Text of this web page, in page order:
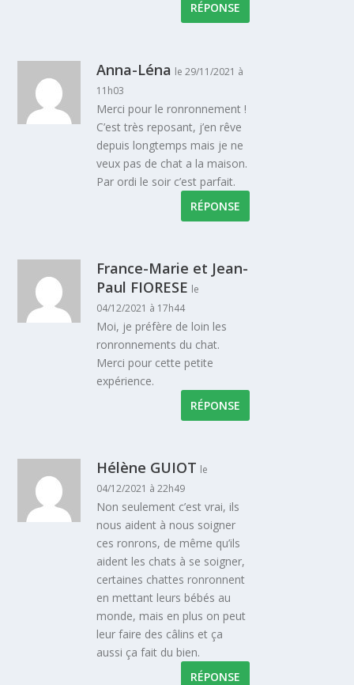
RÉPONSE
Anna-Léna le 29/11/2021 à
11h03
Merci pour le ronronnement !
C’est très reposant, j’en rêve
depuis longtemps mais je ne
veux pas de chat a la maison.
Par ordi le soir c’est parfait.
RÉPONSE
France-Marie et Jean-
Paul FIORESE le
04/12/2021 à 17h44
Moi, je préfère de loin les
ronronnements du chat.
Merci pour cette petite
expérience.
RÉPONSE
Hélène GUIOT le
04/12/2021 à 22h49
Non seulement c’est vrai, ils
nous aident à nous soigner
ces ronrons, de même qu’ils
aident les chats à se soigner,
certaines chattes ronronnent
en mettant leurs bébés au
monde, mais en plus on peut
leur faire des câlins et ça
aussi ça fait du bien.
RÉPONSE